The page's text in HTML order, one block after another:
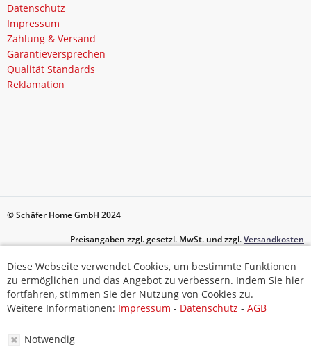
Datenschutz
Impressum
Zahlung & Versand
Garantieversprechen
Qualität Standards
Reklamation
© Schäfer Home GmbH 2024
Preisangaben zzgl. gesetzl. MwSt. und zzgl.Versandkosten
Diese Webseite verwendet Cookies, um bestimmte Funktionen
zu ermöglichen und das Angebot zu verbessern. Indem Sie hier
fortfahren, stimmen Sie der Nutzung von Cookies zu.
Weitere Informationen: Impressum - Datenschutz - AGB
Notwendig
Diese Webseite verwendet Cookies, um bestimmte Funktionen
zu ermöglichen und das Angebot zu verbessern. Indem Sie hier
fortfahren, stimmen Sie der Nutzung von Cookies zu.
Weitere Informationen: Impressum - Datenschutz - AGB
Notwendig